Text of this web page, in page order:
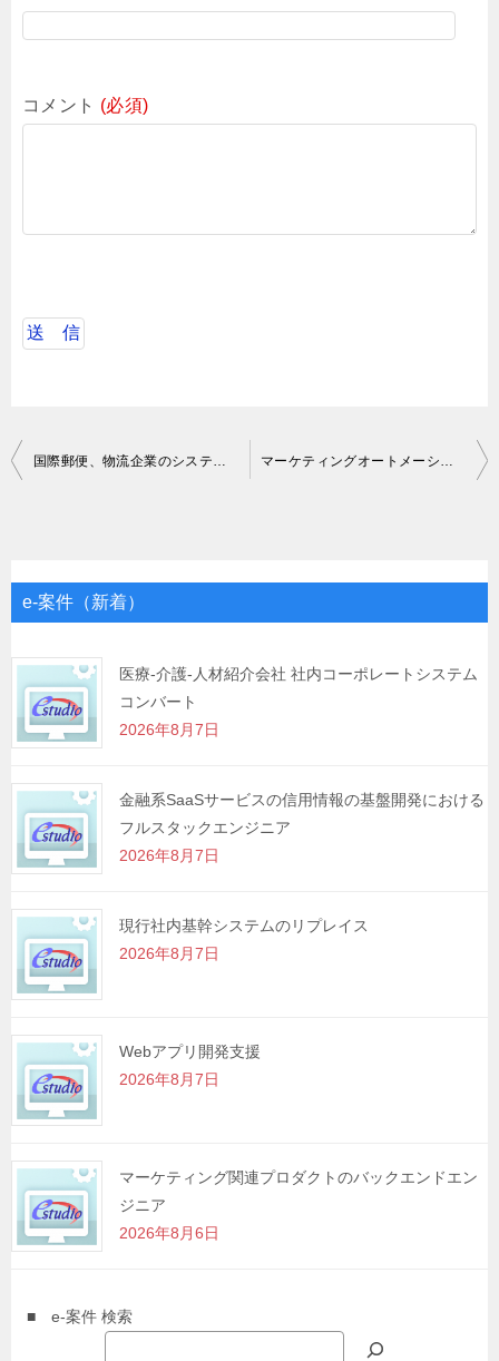
コメント (必須)
投
ゲ
シ
ョ
ン
国際郵便、物流企業のシステム開発 マーケティングオートメーション基盤関連導入-保守
e-案件（新着）
医療-介護-人材紹介会社 社内コーポレートシステム
コンバート
2026年8月7日
金融系SaaSサービスの信用情報の基盤開発における
フルスタックエンジニア
2026年8月7日
現行社内基幹システムのリプレイス
2026年8月7日
Webアプリ開発支援
2026年8月7日
マーケティング関連プロダクトのバックエンドエン
ジニア
2026年8月6日
■ e-案件 検索